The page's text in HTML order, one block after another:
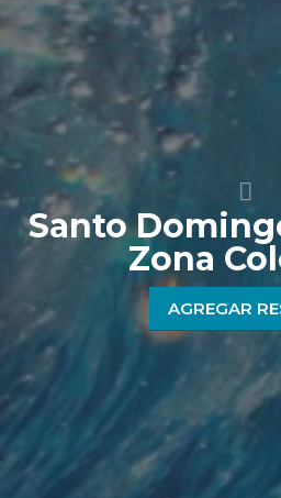
Santo
Zona
AGREGAR